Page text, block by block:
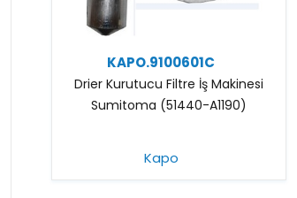
KAPO.9100601C
Drier Kurutucu Filtre İş Makinesi
Sumitoma (51440-A1190)
Kapo